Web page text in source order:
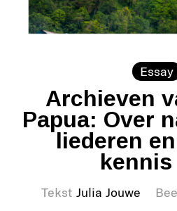
Essay
Archieven
Papua: Over
liederen
Tekst Julia Jouwe